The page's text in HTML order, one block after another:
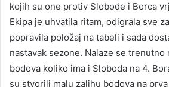
kojih su one protiv Slobode i Borca
Ekipa je uhvatila ritam, odigrala sve
popravila položaj na tabeli i sada
nastavak sezone. Nalaze se trenutno
bodova koliko ima i Sloboda na 4.
su stvorili malu zalihu bodova na